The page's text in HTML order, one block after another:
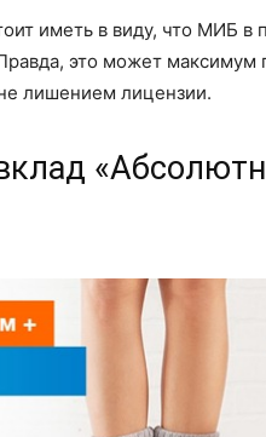
иметь в виду, что МИБ
это может максимум
лишением лицензии.